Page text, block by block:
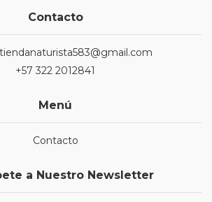
Contacto
+57 322 2012841
Menú
Contacto
a Nuestro Newsletter